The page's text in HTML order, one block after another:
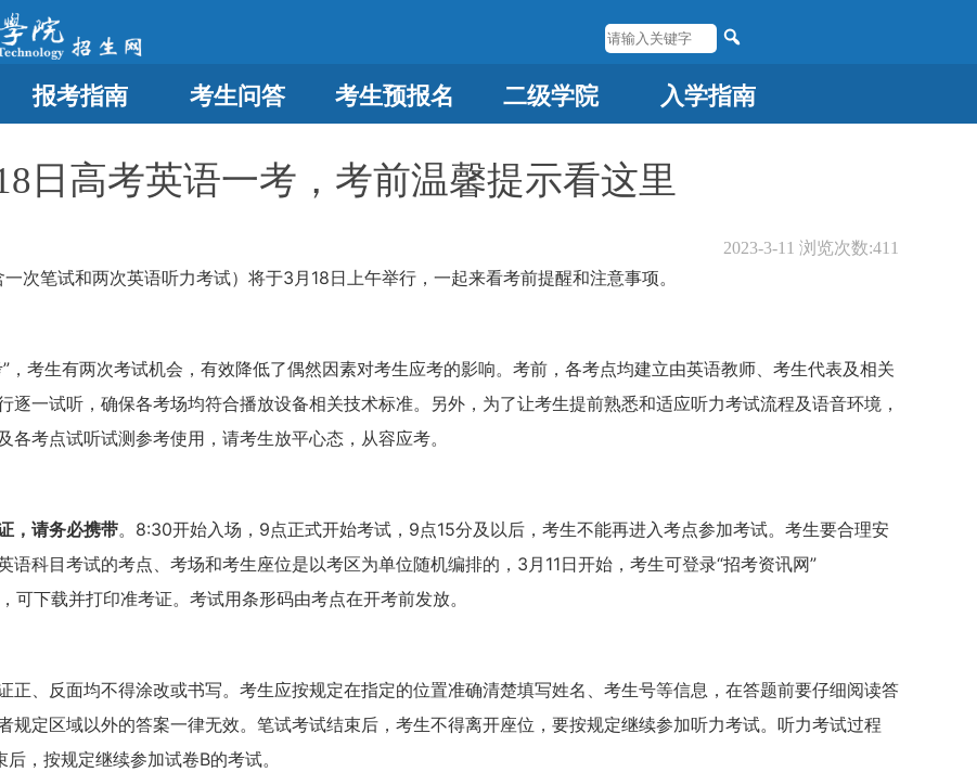
报考指南 考生问答 考生预报名 二级学院 入学指南
日高考英语一考，考前温馨提示看这里
2023-3-11 浏览次数:411
次笔试和两次英语听力考试）将于3月18日上午举行，一起来看考前提醒和注意事项。
，考生有两次考试机会，有效降低了偶然因素对考生应考的影响。考前，各考点均建立由英语教师、考生代表及相关
一试听，确保各考场均符合播放设备相关技术标准。另外，为了让考生提前熟悉和适应听力考试流程及语音环境，
考点试听试测参考使用，请考生放平心态，从容应考。
，请务必携带。8:30开始入场，9点正式开始考试，9点15分及以后，考生不能再进入考点参加考试。考生要合理安
科目考试的考点、考场和考生座位是以考区为单位随机编排的，3月11日开始，考生可登录“招考资讯网”
下载并打印准考证。考试用条形码由考点在开考前发放。
正、反面均不得涂改或书写。考生应按规定在指定的位置准确清楚填写姓名、考生号等信息，在答题前要仔细阅读答
规定区域以外的答案一律无效。笔试考试结束后，考生不得离开座位，要按规定继续参加听力考试。听力考试过程
，按规定继续参加试卷B的考试。